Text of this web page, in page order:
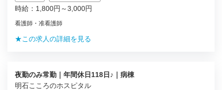
時給：1,800円～3,000円
看護師・准看護師
★この求人の詳細を見る
夜勤のみ常勤｜年間休日118日♪｜病棟
明石こころのホスピタル